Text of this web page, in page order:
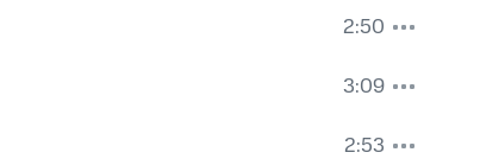
2:50
3:09
2:53